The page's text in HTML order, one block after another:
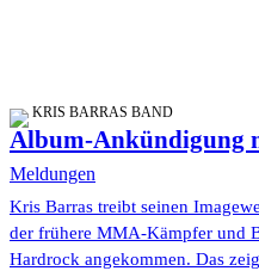
KRIS BARRAS BAND
Album-Ankündigung
Meldungen
Kris Barras treibt seinen
der frühere MMA-Kämpfer und
Hardrock angekommen. Das